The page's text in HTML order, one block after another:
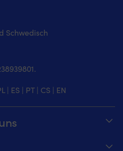
Schwedisch
| ES | PT| CS | EN
8 – 20 Uhr.